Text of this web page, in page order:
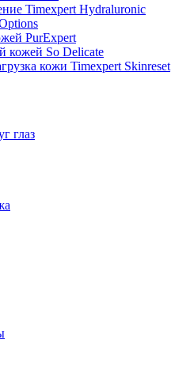
Timexpert Hydraluronic
PurExpert
кожей So Delicate
кожи Timexpert Skinreset
глаз